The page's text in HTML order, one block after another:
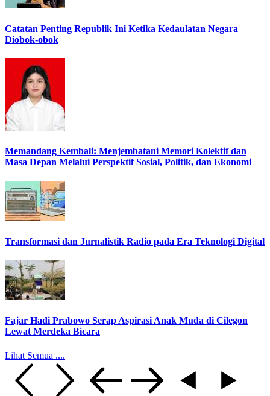
Catatan Penting Republik Ini Ketika Kedaulatan Negara
Diobok-obok
Memandang Kembali: Menjembatani Memori Kolektif dan
Masa Depan Melalui Perspektif Sosial, Politik, dan Ekonomi
Transformasi dan Jurnalistik Radio pada Era Teknologi Digital
Fajar Hadi Prabowo Serap Aspirasi Anak Muda di Cilegon
Lewat Merdeka Bicara
Lihat Semua ....